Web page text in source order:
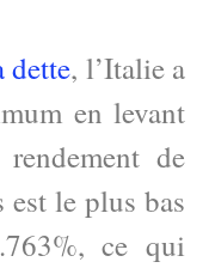
dette, l’Italie a
en levant
de
le plus bas
ce qui